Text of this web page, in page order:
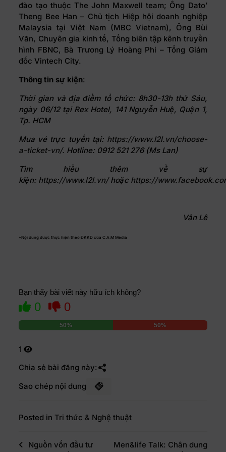
đào tạo thuộc The John Maxwell team; Ông Dato’
Theng Bee Han – Chủ tịch Hiệp hội doanh nghiệp
Malaysia tại Việt Nam (MBC Vietnam), Ông Bùi
Văn, Chuyên gia kinh tế, Tổng biên tập kênh truyền
hình FBNC, Bà Trương Lý Hoàng Phi – Tổng Giám
đốc Vintech City.
Thông tin sự kiện:
Thời gian và địa điểm tổ chức: 8h30-13h thứ Sáu,
ngày 06/12 tại Rex Hotel, 141 Nguyễn Huệ, Quận 1,
Tp. HCM
Mua vé trực tuyến tại: https://www.l2l.vn/choose-
a-ticket-vn/. Hotline: 0912 521 276 (Ms Lan)
Tìm hiểu thêm về sự
kiện: https://www.l2l.vn/hoặc https://
Vân Lê
*Nội dung được thực hiện theo ĐKKD của C.A.M Media
Bạn thấy bài viết này hữu ích không?
0 0
50% 50%
1
Chia sẻ bài đăng này:
Sao chép nội dung
Posted in Tri thức & Nghệ thuật
Nguồn vốn đầu tư
Men&life Talk: Chân dung